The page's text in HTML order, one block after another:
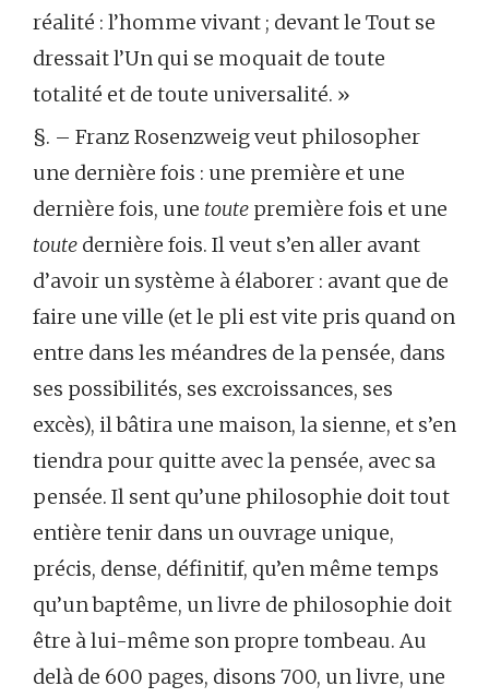
réalité : l’homme vivant ; devant le Tout se
dressait l’Un qui se moquait de toute
totalité et de toute universalité. »
§. – Franz Rosenzweig veut philosopher
une dernière fois : une première et une
dernière fois, une toute première fois et une
toute dernière fois. Il veut s’en aller avant
d’avoir un système à élaborer : avant que de
faire une ville (et le pli est vite pris quand on
entre dans les méandres de la pensée, dans
ses possibilités, ses excroissances, ses
excès), il bâtira une maison, la sienne, et s’en
tiendra pour quitte avec la pensée, avec sa
pensée. Il sent qu’une philosophie doit tout
entière tenir dans un ouvrage unique,
précis, dense, définitif, qu’en même temps
qu’un baptême, un livre de philosophie doit
être à lui-même son propre tombeau. Au
delà de 600 pages, disons 700, un livre, une